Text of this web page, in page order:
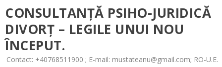
CONSULTANȚĂ PSIHO-JURIDICĂ
DIVORȚ – LEGILE UNUI NOU
ÎNCEPUT.
Contact: +40768511900 ; E-mail: mustateanu@gmail.com; RO-U.E.